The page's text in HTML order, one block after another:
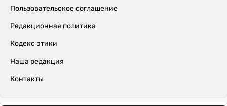
Пользовательское соглашение
Редакционная политика
Кодекс этики
Наша редакция
Контакты